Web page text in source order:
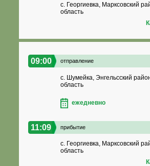
с. Георгиевка, Марксовский
область
09:00 отправление
с. Шумейка, Энгельсский
область
ежедневно
11:09 прибытие
с. Георгиевка, Марксовский
область